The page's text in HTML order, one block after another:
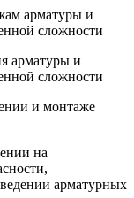
арматуры и
сложности
арматуры и
сложности
и монтаже
на
арматурных